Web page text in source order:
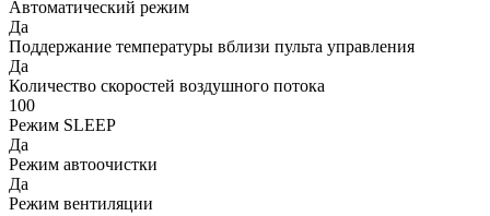
Автоматический режим
Да
Поддержание температуры вблизи пульта управления
Да
Количество скоростей воздушного потока
100
Режим SLEEP
Да
Режим автоочистки
Да
Режим вентиляции